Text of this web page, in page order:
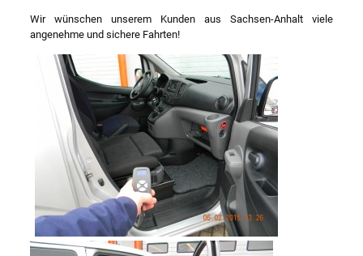
Wir wünschen unserem Kunden aus Sachsen-Anhalt viele
angenehme und sichere Fahrten!